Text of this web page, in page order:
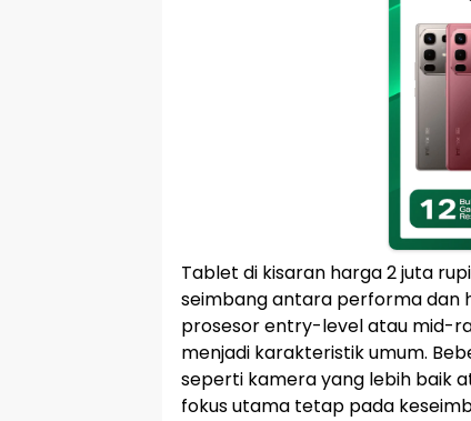
Tablet di kisaran harga 2 juta
seimbang antara performa dan
prosesor entry-level atau mid-
menjadi karakteristik umum.
seperti kamera yang lebih baik
fokus utama tetap pada